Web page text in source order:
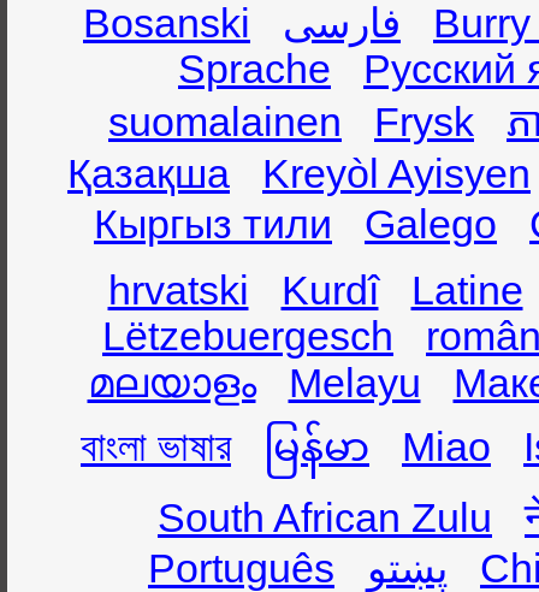
Bosanski
فارسی
Sprache
Русский
suomalainen
Frysk
ភ
Қазақша
Kreyòl Ayisyen
Кыргыз тили
Galego
hrvatski
Kurdî
Latine
Lëtzebuergesch
മലയാളം
Melayu
বাংলা ভাষার
မြန်မာ Miao
South African Zulu
Português
پښتو